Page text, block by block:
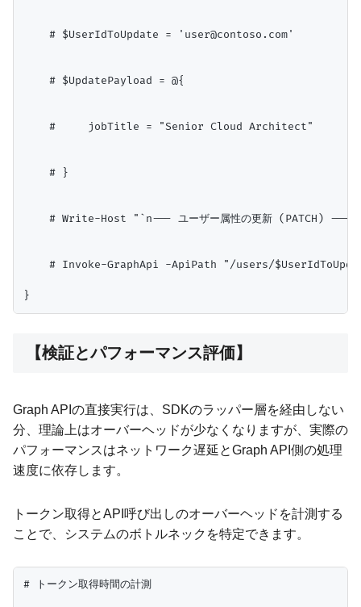
    # $UserIdToUpdate = 'user@contoso.com'
    # $UpdatePayload = @{
    #     jobTitle = "Senior Cloud Architect"
    # }
    # Write-Host "`n--- ユーザー属性の更新 (PATCH) ---"
# Invoke-GraphApi -ApiPath "/users/
【検証とパフォーマンス評価】
Graph APIの直接実行は、SDKのラッパー層を経由しない
分、理論上はオーバーヘッドが少なくなりますが、実際の
パフォーマンスはネットワーク遅延とGraph API側の処理
速度に依存します。
トークン取得とAPI呼び出しのオーバーヘッドを計測する
ことで、システムのボトルネックを特定できます。
# トークン取得時間の計測